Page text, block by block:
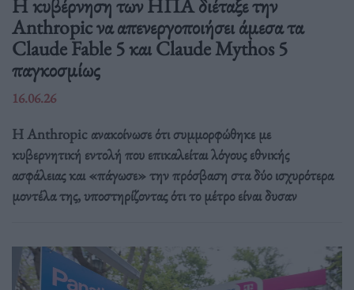
Anthropic να απενεργοποιήσει άμεσα τα
Claude Fable 5 και Claude Mythos 5
παγκοσμίως
16.06.26
Η Anthropic ανακοίνωσε ότι συμμορφώθηκε με
κυβερνητική εντολή που επικαλείται λόγους εθνικής
ασφάλειας και «πάγωσε» την πρόσβαση στα δύο ισχυρότερα
μοντέλα της, υποστηρίζοντας ότι το μέτρο είναι δυσαν